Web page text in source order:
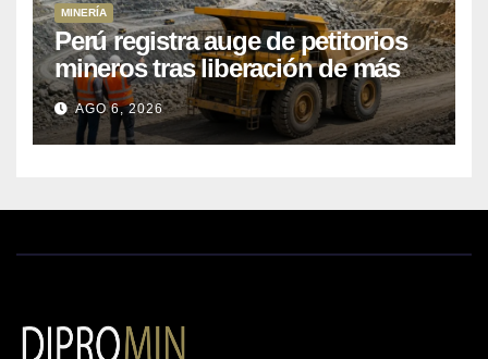
MINERÍA
Perú registra auge de petitorios
mineros tras liberación de más
de mil concesiones para explorar
cobre y oro
AGO 6, 2026